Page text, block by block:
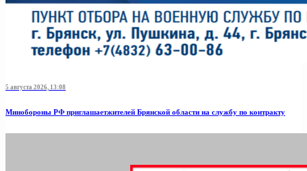
5 августа 2026, 13:08
Минобoроны РФ приглaшaетжитeлeй Брянской области на службу по контракту